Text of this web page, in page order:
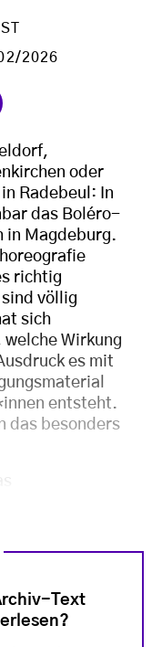
2026
oder
Radebeul: In
das Boléro-
in Magdeburg.
richtig
völlig
sich
Wirkung
es mit
entsteht.
das besonders
Text